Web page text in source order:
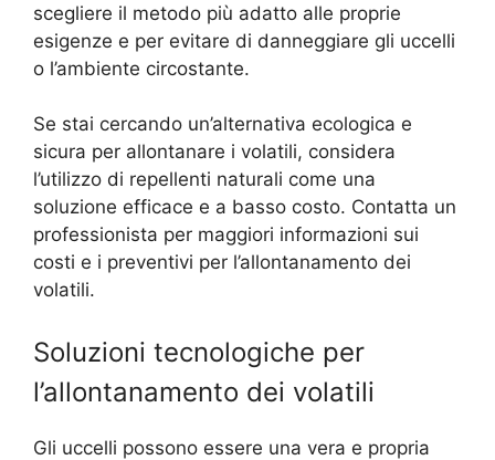
scegliere il metodo più adatto alle proprie
esigenze e per evitare di danneggiare gli uccelli
o l’ambiente circostante.
Se stai cercando un’alternativa ecologica e
sicura per allontanare i volatili, considera
l’utilizzo di repellenti naturali come una
soluzione efficace e a basso costo. Contatta un
professionista per maggiori informazioni sui
costi e i preventivi per l’allontanamento dei
volatili.
Soluzioni tecnologiche per
l’allontanamento dei volatili
Gli uccelli possono essere una vera e propria